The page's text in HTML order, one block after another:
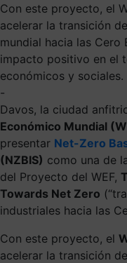
Con este proyecto, el
acelerar la transición
mundial hacia las Cero
impacto positivo en el
económicos y sociales.
-
Davos, la ciudad
Económico Mundial
presentar Net-Zero
(NZBIS) como una de
del Proyecto del WEF,
Towards Net Zero
industriales hacia las
Con este proyecto, el
acelerar la transición